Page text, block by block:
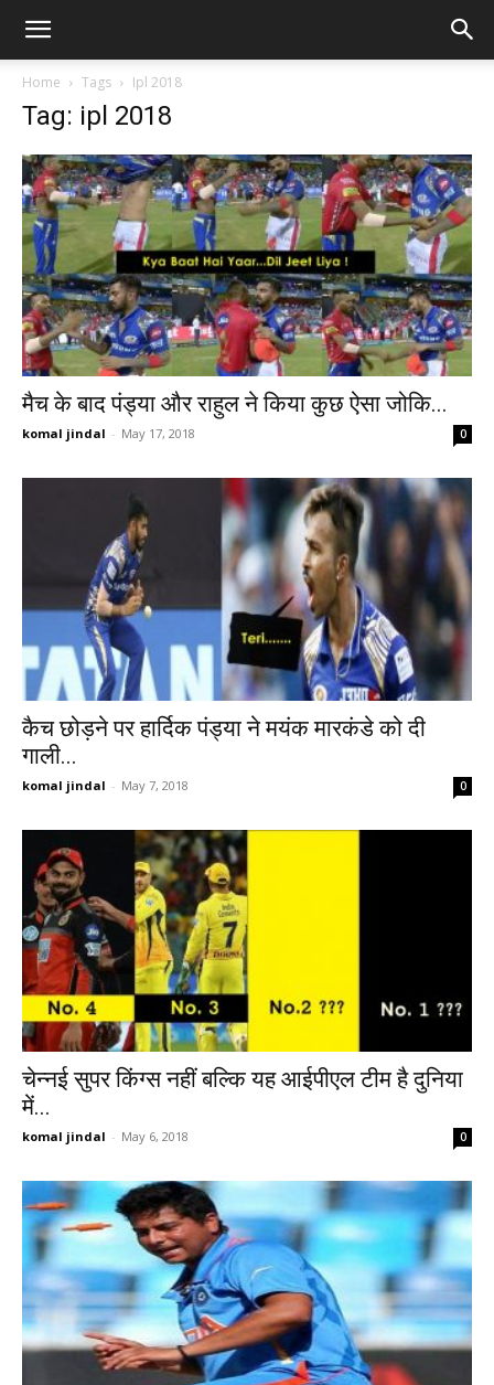
Home Tags Ipl 2018
Tag: ipl 2018
मैच के बाद पंड्या और राहुल ने किया कुछ ऐसा जोकि...
komal jindal - May 17, 2018 0
कैच छोड़ने पर हार्दिक पंड्या ने मयंक मारकंडे को दी
गाली...
komal jindal - May 7, 2018 0
चेन्नई सुपर किंग्स नहीं बल्कि यह आईपीएल टीम है दुनिया
में...
komal jindal - May 6, 2018 0